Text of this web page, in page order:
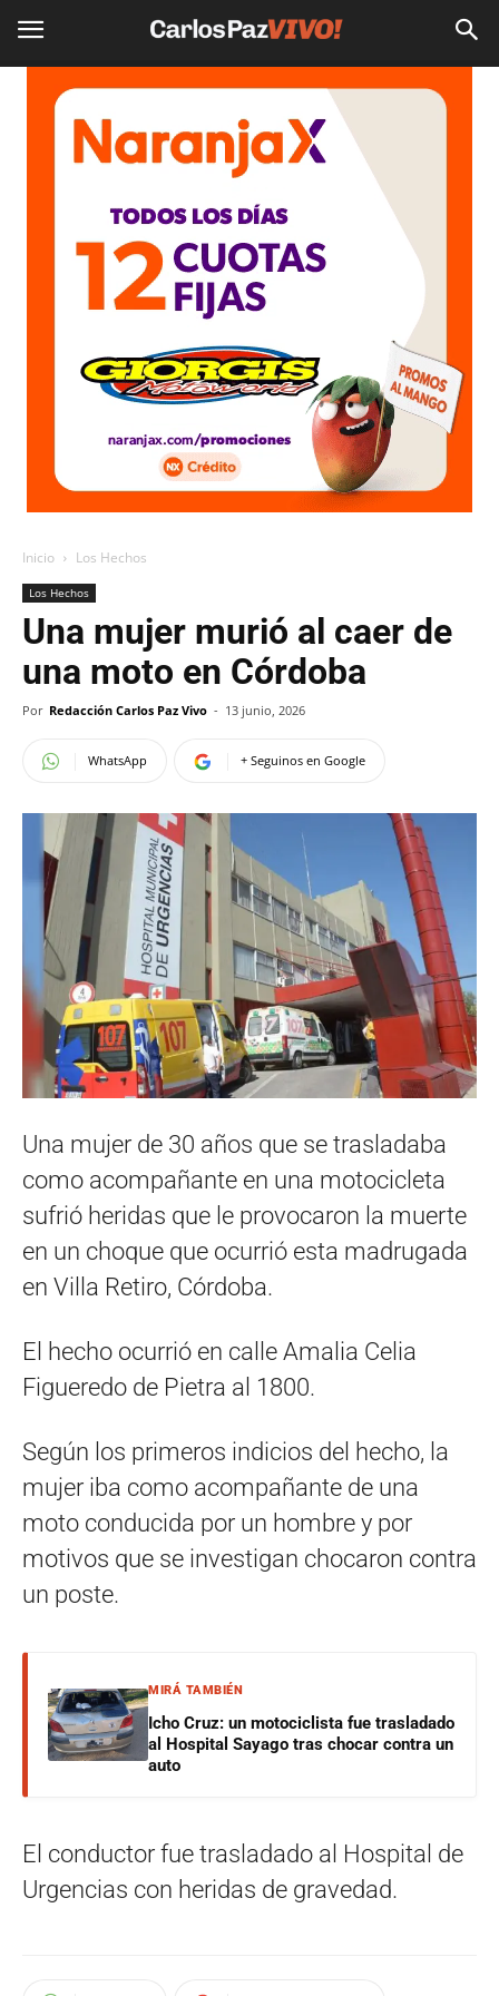
Inicio Los Hechos
Los Hechos
Una mujer murió al caer de
una moto en Córdoba
Por Redacción Carlos Paz Vivo - 13 junio, 2026
WhatsApp + Seguinos en Google
Una mujer de 30 años que se trasladaba
como acompañante en una motocicleta
sufrió heridas que le provocaron la muerte
en un choque que ocurrió esta madrugada
en Villa Retiro, Córdoba.
El hecho ocurrió en calle Amalia Celia
Figueredo de Pietra al 1800.
Según los primeros indicios del hecho, la
mujer iba como acompañante de una
moto conducida por un hombre y por
motivos que se investigan chocaron contra
un poste.
MIRÁ TAMBIÉN
Icho Cruz: un motociclista fue trasladado
al Hospital Sayago tras chocar contra un
auto
El conductor fue trasladado al Hospital de
Urgencias con heridas de gravedad.